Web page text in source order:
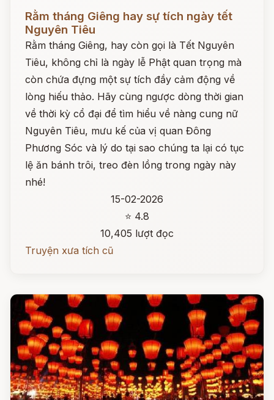
Đọc ngay
Rằm tháng Giêng hay sự tích ngày tết
Nguyên Tiêu
Rằm tháng Giêng, hay còn gọi là Tết Nguyên
Tiêu, không chỉ là ngày lễ Phật quan trọng mà
còn chứa đựng một sự tích đầy cảm động về
lòng hiếu thảo. Hãy cùng ngược dòng thời gian
về thời kỳ cổ đại để tìm hiểu về nàng cung nữ
Nguyên Tiêu, mưu kế của vị quan Đông
Phương Sóc và lý do tại sao chúng ta lại có tục
lệ ăn bánh trôi, treo đèn lồng trong ngày này
nhé!
15-02-2026
⭐ 4.8
10,405 lượt đọc
Truyện xưa tích cũ